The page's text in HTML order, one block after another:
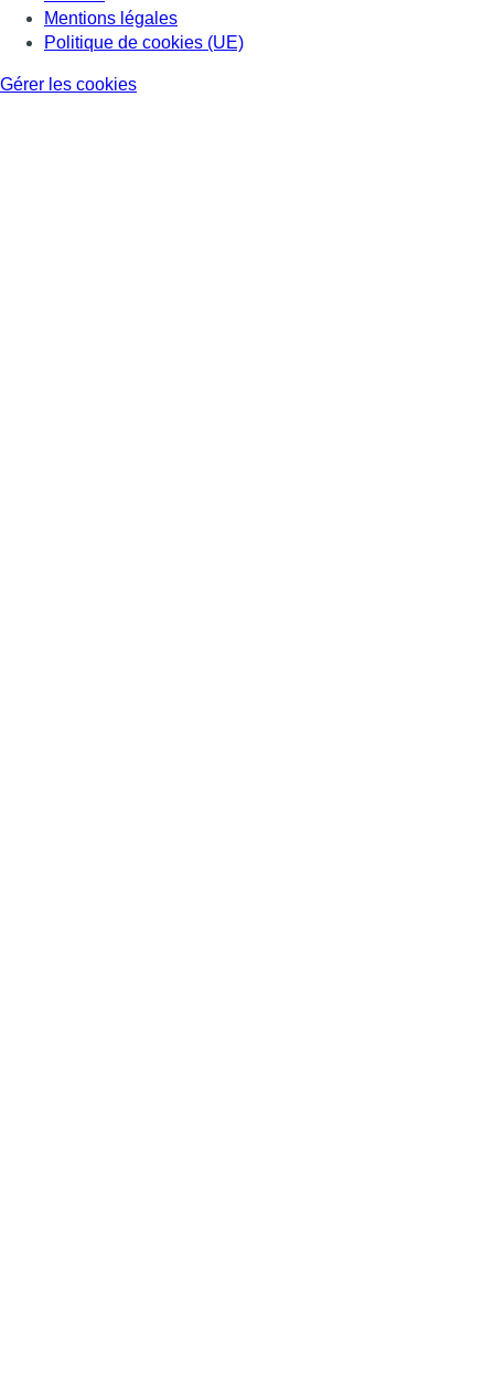
Mentions légales
Politique de cookies (UE)
Gérer les cookies